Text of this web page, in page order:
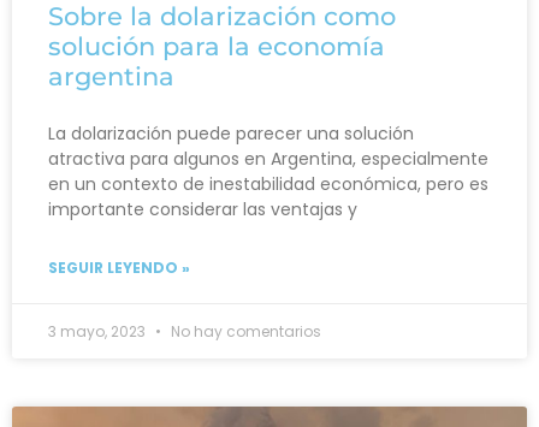
Sobre la dolarización como
solución para la economía
argentina
La dolarización puede parecer una solución
atractiva para algunos en Argentina, especialmente
en un contexto de inestabilidad económica, pero es
importante considerar las ventajas y
SEGUIR LEYENDO »
3 mayo, 2023 No hay comentarios